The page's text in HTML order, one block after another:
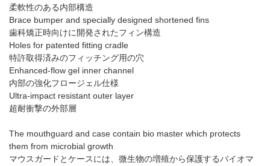
柔軟性のある内部構造
Brace bumper and specially designed shortened fins
歯科矯正時向けに開発されたフィン構造
Holes for patented fitting cradle
特許取得済みのフィッチング用の穴
Enhanced-flow gel inner channel
内部の強化フロージェル仕様
Ultra-impact resistant outer layer
超耐衝撃の外部層
The mouthguard and case contain bio master which protects
them from microbial growth
マウスガードとケースには、微生物の増殖から保護するバイオマ